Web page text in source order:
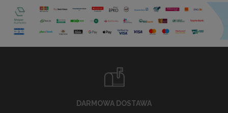
DARMOWA DOSTAWA